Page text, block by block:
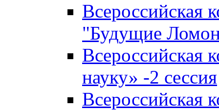
Всероссийская
"Будущие
Всероссийская
науку» -2 сессия
Всероссийская